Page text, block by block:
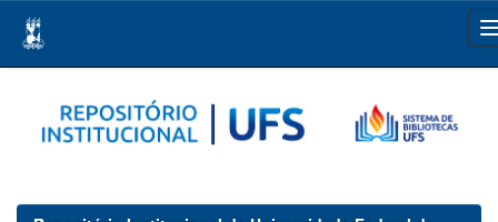
navigation